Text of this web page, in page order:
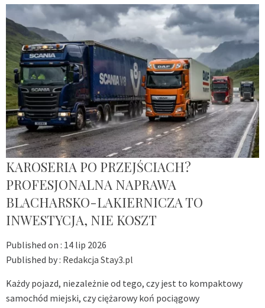
KAROSERIA PO PRZEJŚCIACH?
PROFESJONALNA NAPRAWA
BLACHARSKO-LAKIERNICZA TO
INWESTYCJA, NIE KOSZT
Published on : 14 lip 2026
Published by : Redakcja Stay3.pl
Każdy pojazd, niezależnie od tego, czy jest to kompaktowy
samochód miejski, czy ciężarowy koń pociągowy